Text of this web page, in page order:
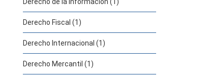
Derecho Fiscal (1)
Derecho Internacional (1)
Derecho Mercantil (1)